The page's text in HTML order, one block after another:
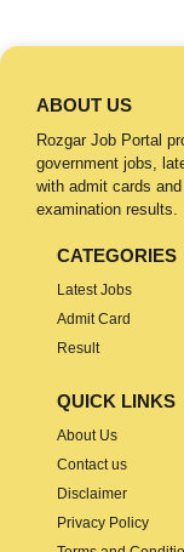
ABOUT US
Rozgar Job Portal
government jobs,
with admit cards and
examination results.
CATEGORIES
Latest Jobs
Admit Card
Result
QUICK LINKS
About Us
Contact us
Disclaimer
Privacy Policy